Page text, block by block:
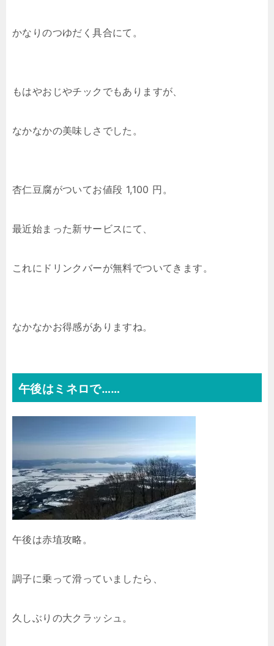
かなりのつゆだく具合にて。
もはやおじやチックでもありますが、
なかなかの美味しさでした。
杏仁豆腐がついてお値段 1,100 円。
最近始まった新サービスにて、
これにドリンクバーが無料でついてきます。
なかなかお得感がありますね。
午後はミネロで……
午後は赤埴攻略。
調子に乗って滑っていましたら、
久しぶりの大クラッシュ。